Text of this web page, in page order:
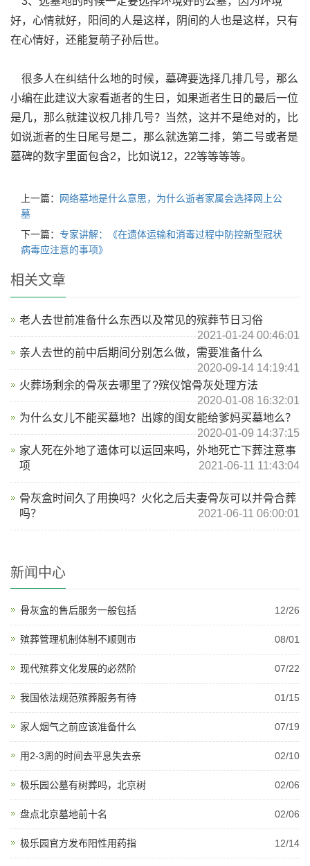
好，心情就好，阳间的人是这样，阴间的人也是这样，只有
在心情好，还能复萌子孙后世。
很多人在纠结什么地的时候，墓碑要选择几排几号，那么
小编在此建议大家看逝者的生日，如果逝者生日的最后一位
是几，那么就建议权几排几号？当然，这并不是绝对的，比
如说逝者的生日尾号是二，那么就选第二排，第二号或者是
墓碑的数字里面包含2，比如说12，22等等等等。
上一篇：
网络墓地是什么意思，为什么逝者家属会选择网上公
墓
下一篇： 专家讲解：《在遗体运输和消毒过程中防控新型冠状
病毒应注意的事项》
相关文章
老人去世前准备什么东西以及常见的殡葬节日习俗
2021-01-24 00:46:01
亲人去世的前中后期间分别怎么做，需要准备什么
2020-09-14 14:19:41
火葬场剩余的骨灰去哪里了?殡仪馆骨灰处理方法
2020-01-08 16:32:01
为什么女儿不能买墓地？出嫁的闺女能给爹妈买墓地么？
2020-01-09 14:37:15
家人死在外地了遗体可以运回来吗，外地死亡下葬注意事
项
2021-06-11 11:43:04
骨灰盒时间久了用换吗？火化之后夫妻骨灰可以并骨合葬
吗？
2021-06-11 06:00:01
新闻中心
骨灰盒的售后服务一般包括 12/26
殡葬管理机制体制不顺则市 08/01
现代殡葬文化发展的必然阶 07/22
我国依法规范殡葬服务有待 01/15
家人烟气之前应该准备什么 07/19
用2-3周的时间去平息失去亲 02/10
极乐园公墓有树葬吗，北京树 02/06
盘点北京墓地前十名 02/06
极乐园官方发布阳性用药指 12/14